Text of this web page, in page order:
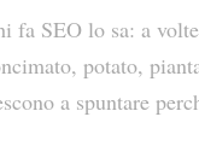
fa SEO lo sa: a
potato,
a spuntare